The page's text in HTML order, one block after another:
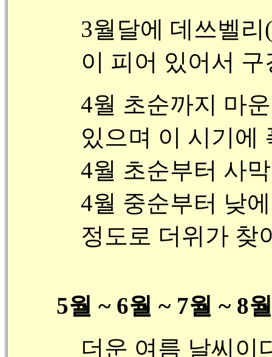
3월달에 데쓰벨리
이 피어 있어서
4월 초순까지 마
있으며 이 시기에
4월 초순부터 사
4월 중순부터 낮
정도로 더위가 찾
5월 ~ 6월 ~ 7월 ~ 8
더운 여름 날씨이